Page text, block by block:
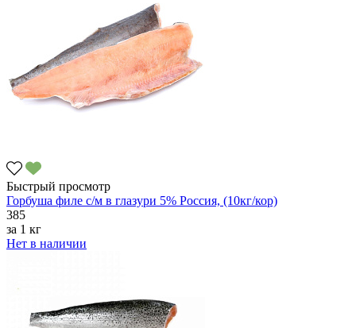
Быстрый просмотр
Горбуша филе с/м в глазури 5% Россия, (10кг/кор)
385
за 1 кг
Нет в наличии